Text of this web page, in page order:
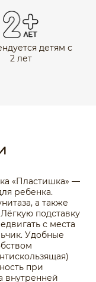
детям с
2 лет
«Пластишка» —
ребенка.
а также
подставку
с места
Удобные
при
внутренней